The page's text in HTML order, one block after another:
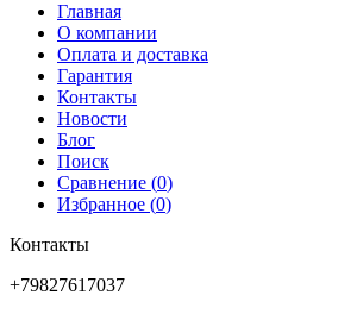
Главная
О компании
Оплата и доставка
Гарантия
Контакты
Новости
Блог
Поиск
Сравнение (0)
Избранное (0)
Контакты
+79827617037